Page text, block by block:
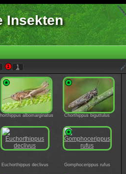
Insekten
1 1
*
albomarginatus
*
Chorthippus biguttulus
Euchorthippus declivus
*
Gomphocerippus rufus